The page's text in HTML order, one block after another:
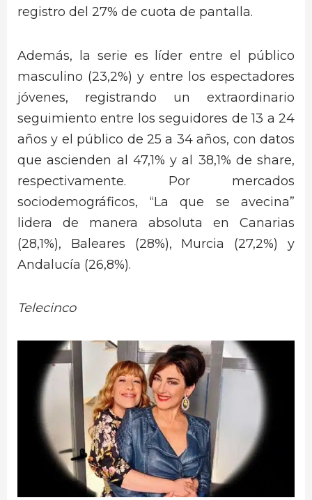
registro del 27% de cuota de pantalla.
Además, la serie es líder entre el público
masculino (23,2%) y entre los espectadores
jóvenes, registrando un extraordinario
seguimiento entre los seguidores de 13 a 24
años y el público de 25 a 34 años, con datos
que ascienden al 47,1% y al 38,1% de share,
respectivamente. Por mercados
sociodemográficos, “La que se avecina”
lidera de manera absoluta en Canarias
(28,1%), Baleares (28%), Murcia (27,2%) y
Andalucía (26,8%).
Telecinco